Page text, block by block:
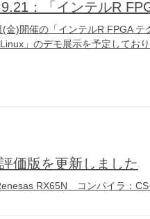
：「インテルR
金)開催の「インテルR FPGA
」のデモ展示を予定してお
価版を更新しました
RX65N コンパイラ：